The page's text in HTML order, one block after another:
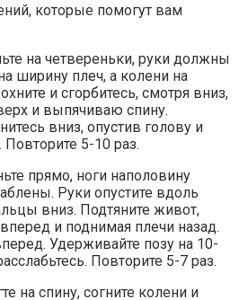
которые помогут вам
на четвереньки, руки должны
ширину плеч, а колени на
и сгорбитесь, смотря вниз,
и выпячиваю спину.
вниз, опустив голову и
Повторите 5-10 раз.
прямо, ноги наполовину
Руки опустите вдоль
вниз. Подтяните живот,
и поднимая плечи назад.
Удерживайте позу на 10-
Повторите 5-7 раз.
на спину, согните колени и